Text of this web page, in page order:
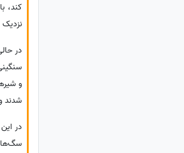
کند،
نزدیک
در
و
شدند
در
سگ‌ها،